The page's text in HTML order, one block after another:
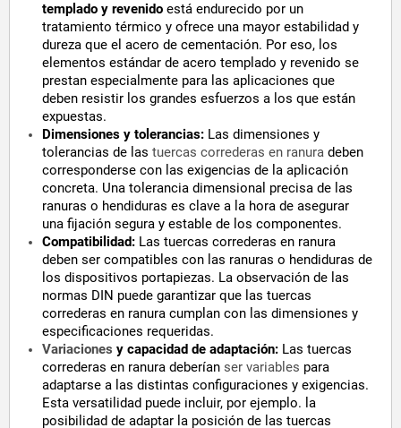
templado y revenido está endurecido por un
tratamiento térmico y ofrece una mayor estabilidad y
dureza que el acero de cementación. Por eso, los
elementos estándar de acero templado y revenido se
prestan especialmente para las aplicaciones que
deben resistir los grandes esfuerzos a los que están
expuestas.
Dimensiones y tolerancias: Las dimensiones y
tolerancias de las tuercas correderas en ranura deben
corresponderse con las exigencias de la aplicación
concreta. Una tolerancia dimensional precisa de las
ranuras o hendiduras es clave a la hora de asegurar
una fijación segura y estable de los componentes.
Compatibilidad: Las tuercas correderas en ranura
deben ser compatibles con las ranuras o hendiduras de
los dispositivos portapiezas. La observación de las
normas DIN puede garantizar que las tuercas
correderas en ranura cumplan con las dimensiones y
especificaciones requeridas.
Variaciones y capacidad de adaptación: Las tuercas
correderas en ranura deberían ser variables para
adaptarse a las distintas configuraciones y exigencias.
Esta versatilidad puede incluir, por ejemplo. la
posibilidad de adaptar la posición de las tuercas